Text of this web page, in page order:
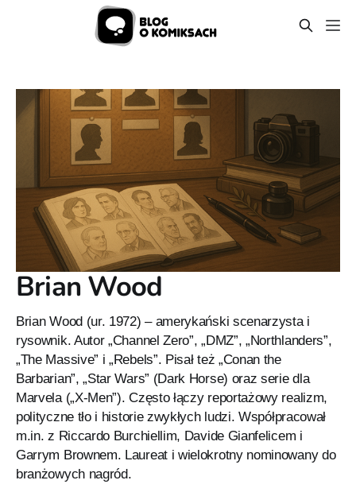
Brian Wood
Brian Wood (ur. 1972) – amerykański scenarzysta i
rysownik. Autor „Channel Zero”, „DMZ”, „Northlanders”,
„The Massive” i „Rebels”. Pisał też „Conan the
Barbarian”, „Star Wars” (Dark Horse) oraz serie dla
Marvela („X-Men”). Często łączy reportażowy realizm,
polityczne tło i historie zwykłych ludzi. Współpracował
m.in. z Riccardo Burchiellim, Davide Gianfelicem i
Garrym Brownem. Laureat i wielokrotny nominowany do
branżowych nagród.